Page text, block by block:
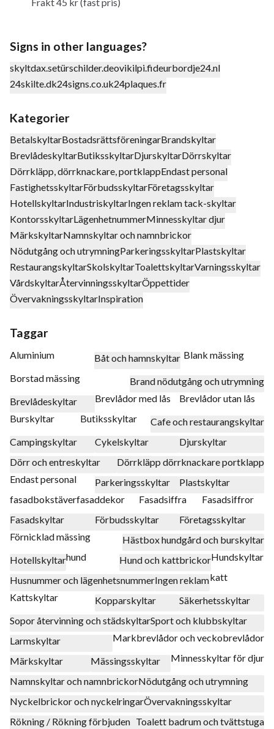
Signs in other languages?
skyltdax.setürschilder.deovikilpi.fideurbordje24.nl
24skilte.dk24signs.co.uk24plaques.fr
Kategorier
BetalskyltarBostadsrättsföreningarBrandskyltar
BrevlådeskyltarButiksskyltarDjurskyltarDörrskyltar
Dörrkläpp, dörrknackare, portklappEndast personal
FastighetsskyltarFörbudsskyltarFöretagsskyltar
HotellskyltarIndustriskyltarIngen reklam tack-skyltar
KontorsskyltarLägenhetnummerMinnesskyltar djur
MärkskyltarNamnskyltar och namnbrickor
Nödutgång och utrymningParkeringsskyltarPlastskyltar
RestaurangskyltarSkolskyltarToalettskyltarVarningsskyltar
VårdskyltarÅtervinningsskyltarÖppettider
ÖvervakningsskyltarInspiration
Taggar
Aluminium Båt och hamnskyltar Blank mässing
Borstad mässing
Brand nödutgång och utrymning
Brevlådeskyltar
Brevlådor med lås
Brevlådor utan lås
Burskyltar
Butiksskyltar
Cafe och restaurangskyltar
Campingskyltar
Cykelskyltar
Djurskyltar
Dörr och entreskyltar
Dörrkläpp dörrknackare portklapp
Endast personal
Parkeringsskyltar
Plastskyltar
fasadbokstäverfasaddekor Fasadsiffra
Fasadsiffror
Fasadskyltar
Förbudsskyltar
Företagsskyltar
Förnicklad mässing
Hästbox hundgård och burskyltar
Hotellskyltarhund Hund och kattbrickorHundskyltar
Husnummer och lägenhetsnummerIngen reklamkatt
Kattskyltar
Kopparskyltar
Säkerhetsskyltar
Sopor återvinning och städskyltarSport och klubbskyltar
Larmskyltar
Markbrevlådor och veckobrevlådor
Märkskyltar
Mässingsskyltar
Minnesskyltar för djur
Namnskyltar och namnbrickorNödutgång och utrymning
Nyckelbrickor och nyckelringarÖvervakningsskyltar
Rökning / Rökning förbjuden Toalett badrum och tvättstuga